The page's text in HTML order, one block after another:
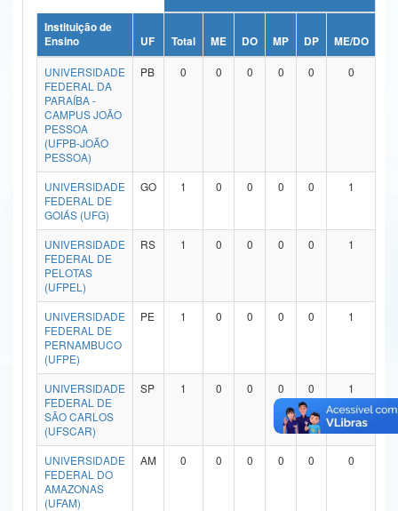
Ministério da Ciência, Tecnologia, Inovações e Comunicações
Ministério do Meio Ambiente
Ministério do Turismo
Ministério do Desenvolvimento Regional
Controladoria-Geral da União
Ministério da Mulher, da Família e dos Direitos Humanos
Secretaria de Governo
Gabinete de Segurança Institucional
Advocacia-Geral da União
Banco Central do Brasil
Instituição de
Ensino
UF Total ME DO MP DP ME/DO
UNIVERSIDADE
FEDERAL DA
PARAÍBA -
CAMPUS JOÃO
PESSOA
(UFPB-JOÃO
PESSOA)
PB 0 0 0 0 0 0
UNIVERSIDADE
FEDERAL DE
GOIÁS (UFG)
GO 1 0 0 0 0 1
UNIVERSIDADE
FEDERAL DE
PELOTAS
(UFPEL)
RS 1 0 0 0 0 1
UNIVERSIDADE
FEDERAL DE
PERNAMBUCO
(UFPE)
PE 1 0 0 0 0 1
UNIVERSIDADE
FEDERAL DE
SÃO CARLOS
(UFSCAR)
SP 1 0 0 0 0 1
UNIVERSIDADE
FEDERAL DO
AMAZONAS
(UFAM)
AM 0 0 0 0 0 0